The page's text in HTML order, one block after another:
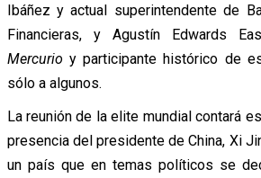
Ibáñez y actual superintendente de
Financieras, y Agustín Edwards
Mercurio y participante histórico de
sólo a algunos.
La reunión de la elite mundial contará
presencia del presidente de China, Xi
un país que en temas políticos se